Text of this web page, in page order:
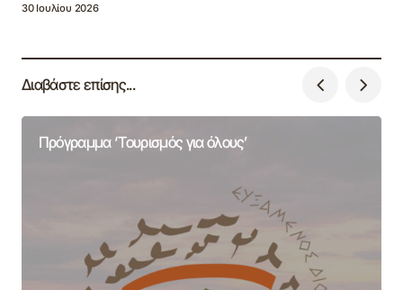
30 Ιουλίου 2026
Διαβάστε επίσης...
Πρόγραμμα ‘Τουρισμός για όλους’